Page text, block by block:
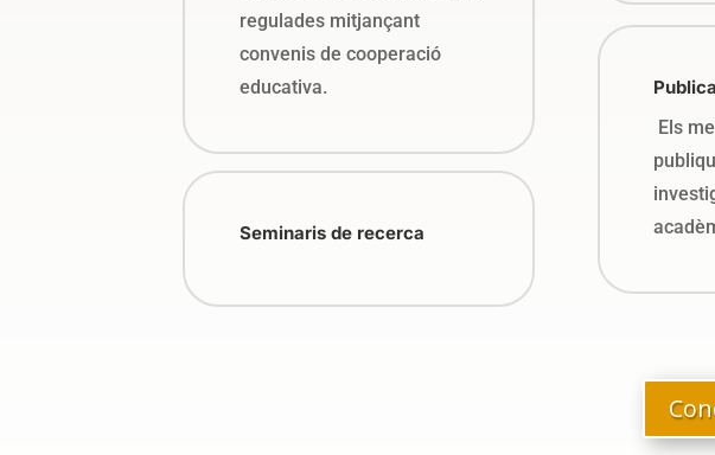
regulades mitjançant
convenis de cooperació
educativa.
Seminaris de recerca
Els